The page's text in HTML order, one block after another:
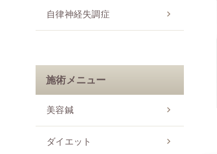
自律神経失調症
施術メニュー
美容鍼
ダイエット